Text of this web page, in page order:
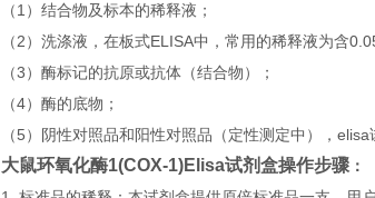
（1）结合物及标本的稀释液；
（2）洗涤液，在板式ELISA中，常用的稀释液为含
（3）酶标记的抗原或抗体（结合物）；
（4）酶的底物；
（5）阴性对照品和阳性对照品（定性测定中），
大鼠环氧化酶1(COX-1)Elisa试剂盒操作步骤 ：